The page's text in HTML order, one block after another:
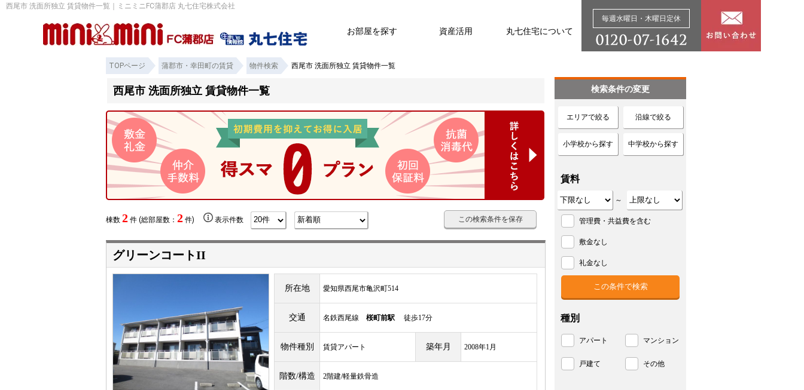
西尾市 洗面所独立 賃貸物件一覧｜ミニミニFC蒲郡店 丸七住宅株式会社
お部屋を探す 資産活用 丸七住宅について
毎週水曜日・木曜日定休
TOPページ 蒲郡市・幸田町の賃貸 物件検索 西尾市 洗面所独立 賃貸物件一覧
西尾市 洗面所独立 賃貸物件一覧
棟数 2 件 (総部屋数： 2 件) 表示件数 この検索条件を保存
グリーンコートII
所在地 愛知県西尾市亀沢町514
交通 名鉄西尾線 桜町前駅 徒歩17分
物件種別 賃貸アパート 築年月 2008年1月
階数/構造 2階建/軽量鉄骨造
検索条件の変更
エリアで絞る 沿線で絞る
小学校から探す 中学校から探す
賃料
～
管理費・共益費を含む
敷金なし
礼金なし
種別
アパート マンション
戸建て その他